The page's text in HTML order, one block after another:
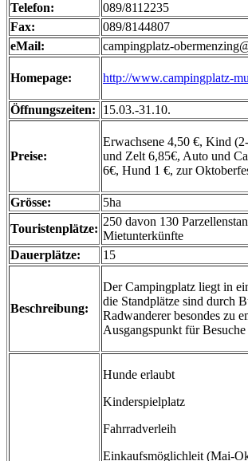
Telefon:
089/8112235
Fax:
089/8144807
eMail:
campingplatz-
Homepage: http://www.campingplatz-
Öffnungszeiten: 15.03.-31.10.
Preise:
Erwachsene 4,50 €, Kind
und Zelt 6,85€, Auto und
6€, Hund 1 €, zur
Grösse:
5ha
Touristenplätze:
250 davon 130
Mietunterkünfte
Dauerplätze:
15
Beschreibung:
Der Campingplatz liegt in
die Standplätze sind durch
Radwanderer besondes zu
Ausgangspunkt für
Hunde erlaubt
Kinderspielplatz
Fahrradverleih
Einkaufsmöglichleit (Mai-